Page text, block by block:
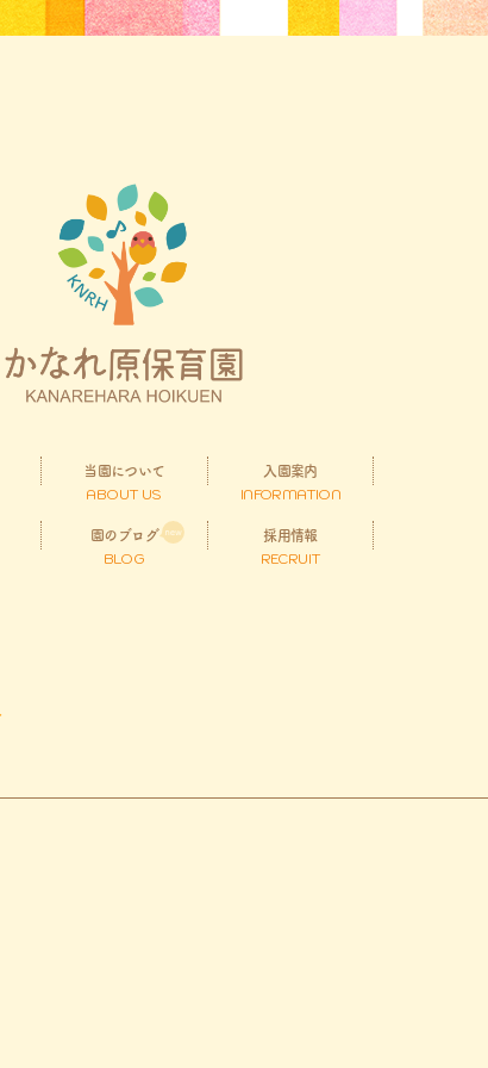
当園について
ABOUT US
入園案内
INFORMATION
園のブログ
BLOG
採用情報
RECRUIT